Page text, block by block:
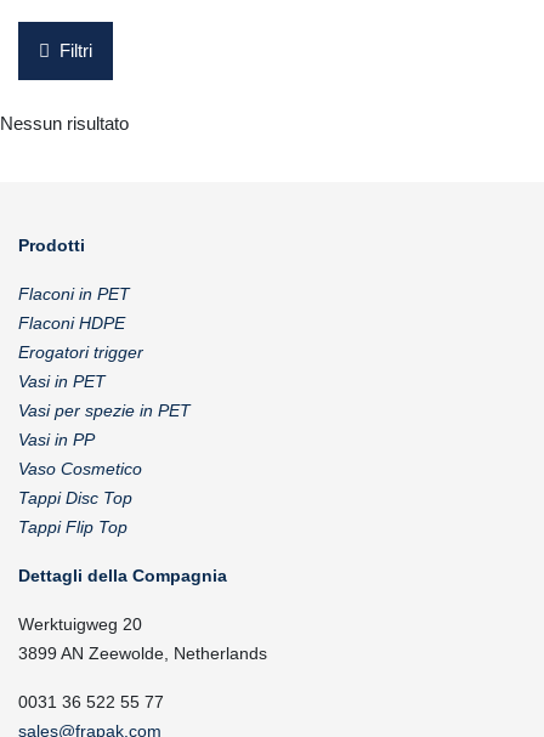
Filtri
Nessun risultato
Prodotti
Flaconi in PET
Flaconi HDPE
Erogatori trigger
Vasi in PET
Vasi per spezie in PET
Vasi in PP
Vaso Cosmetico
Tappi Disc Top
Tappi Flip Top
Dettagli della Compagnia
Werktuigweg 20
3899 AN Zeewolde, Netherlands
0031 36 522 55 77
sales@frapak.com